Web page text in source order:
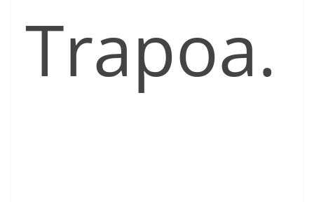
Trapoa.